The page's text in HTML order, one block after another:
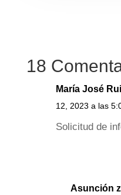
18
María José
12, 2023 a las
Solicitud de
Asunción